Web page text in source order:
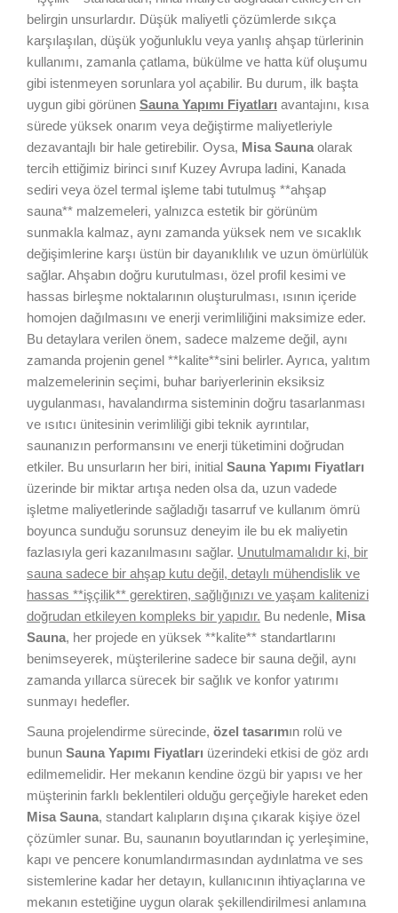
belirgin unsurlardır. Düşük maliyetli çözümlerde sıkça
karşılaşılan, düşük yoğunluklu veya yanlış ahşap türlerinin
kullanımı, zamanla çatlama, bükülme ve hatta küf oluşumu
gibi istenmeyen sorunlara yol açabilir. Bu durum, ilk başta
uygun gibi görünen Sauna Yapımı Fiyatları avantajını, kısa
sürede yüksek onarım veya değiştirme maliyetleriyle
dezavantajlı bir hale getirebilir. Oysa, Misa Sauna olarak
tercih ettiğimiz birinci sınıf Kuzey Avrupa ladini, Kanada
sediri veya özel termal işleme tabi tutulmuş **ahşap
sauna** malzemeleri, yalnızca estetik bir görünüm
sunmakla kalmaz, aynı zamanda yüksek nem ve sıcaklık
değişimlerine karşı üstün bir dayanıklılık ve uzun ömürlülük
sağlar. Ahşabın doğru kurutulması, özel profil kesimi ve
hassas birleşme noktalarının oluşturulması, ısının içeride
homojen dağılmasını ve enerji verimliliğini maksimize eder.
Bu detaylara verilen önem, sadece malzeme değil, aynı
zamanda projenin genel **kalite**sini belirler. Ayrıca, yalıtım
malzemelerinin seçimi, buhar bariyerlerinin eksiksiz
uygulanması, havalandırma sisteminin doğru tasarlanması
ve ısıtıcı ünitesinin verimliliği gibi teknik ayrıntılar,
saunanızın performansını ve enerji tüketimini doğrudan
etkiler. Bu unsurların her biri, initial Sauna Yapımı Fiyatları
üzerinde bir miktar artışa neden olsa da, uzun vadede
işletme maliyetlerinde sağladığı tasarruf ve kullanım ömrü
boyunca sunduğu sorunsuz deneyim ile bu ek maliyetin
fazlasıyla geri kazanılmasını sağlar. Unutulmamalıdır ki, bir
sauna sadece bir ahşap kutu değil, detaylı mühendislik ve
hassas **işçilik** gerektiren, sağlığınızı ve yaşam kalitenizi
doğrudan etkileyen kompleks bir yapıdır. Bu nedenle, Misa
Sauna, her projede en yüksek **kalite** standartlarını
benimseyerek, müşterilerine sadece bir sauna değil, aynı
zamanda yıllarca sürecek bir sağlık ve konfor yatırımı
sunmayı hedefler.
Sauna projelendirme sürecinde, özel tasarımın rolü ve
bunun Sauna Yapımı Fiyatları üzerindeki etkisi de göz ardı
edilmemelidir. Her mekanın kendine özgü bir yapısı ve her
müşterinin farklı beklentileri olduğu gerçeğiyle hareket eden
Misa Sauna, standart kalıpların dışına çıkarak kişiye özel
çözümler sunar. Bu, saunanın boyutlarından iç yerleşimine,
kapı ve pencere konumlandırmasından aydınlatma ve ses
sistemlerine kadar her detayın, kullanıcının ihtiyaçlarına ve
mekanın estetiğine uygun olarak şekillendirilmesi anlamına